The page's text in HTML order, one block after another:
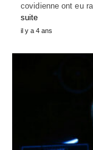
covidienne ont eu
suite
il y a 4 ans